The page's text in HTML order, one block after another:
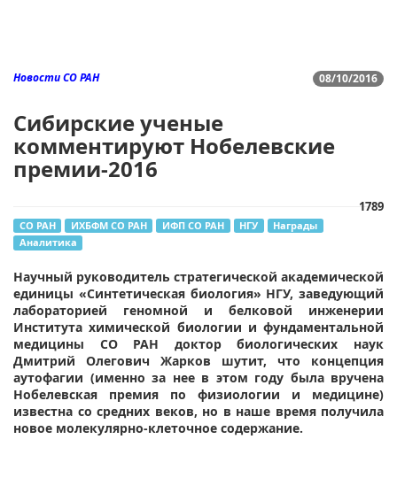
08/10/2016
Новости СО РАН
Сибирские ученые
комментируют Нобелевские
премии-2016
1789
СО РАН ИХБФМ СО РАН ИФП СО РАН НГУ
Награды
Аналитика
Научный руководитель стратегической академической
единицы «Синтетическая биология» НГУ, заведующий
лабораторией геномной и белковой инженерии
Института химической биологии и фундаментальной
медицины СО РАН доктор биологических наук
Дмитрий Олегович Жарков шутит, что концепция
аутофагии (именно за нее в этом году была вручена
Нобелевская премия по физиологии и медицине)
известна со средних веков, но в наше время получила
новое молекулярно-клеточное содержание.